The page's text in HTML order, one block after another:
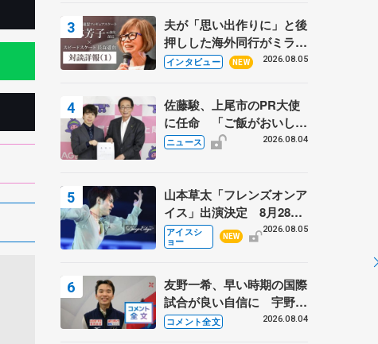
野村忠宏さんと対談
夫が「思い出作りに」と後
押しした海外同行がミラノ
まで… 繁華街のリンクで
に 小林芳子さんが振り返
るスケート人生
インタビュー NEW 2026.08.05
佐藤駿、上尾市のPR大使
に任命 「ご飯がおいし
く、住みやすいのが魅力」
ニュース 2026.08.04
山本草太「フレンズオンア
イス」出演決定 8月28日
（金）2公演のみ 荒川静
香さんプロデュース、20
アイスシ
ョー
NEW
2026.08.05
友野一希、早い時期の国際
試合が良い自信に 宇野昌
磨の現役復帰に思っている
コメント全文 2026.08.04